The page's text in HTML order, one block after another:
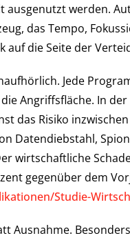
ausgenutzt werden.
das Tempo,
auf die Seite der
Jede
Angriffsfläche. In
das Risiko
Datendiebstahl,
wirtschaftliche
gegenüber dem
Studie-
Ausnahme.